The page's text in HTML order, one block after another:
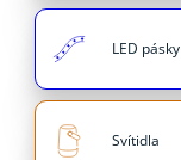
LED pásky
Svítidla